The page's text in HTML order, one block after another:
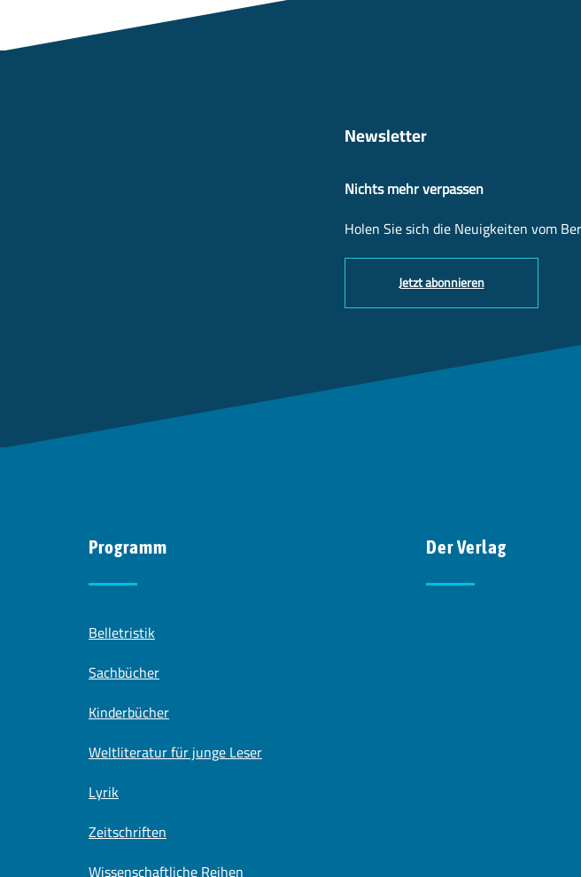
Newsletter
Nichts mehr verpassen
Holen Sie sich die Neuigkeiten vom
Jetzt abonnieren
Programm
Belletristik
Sachbücher
Kinderbücher
Weltliteratur für junge Leser
Lyrik
Zeitschriften
Der Verlag